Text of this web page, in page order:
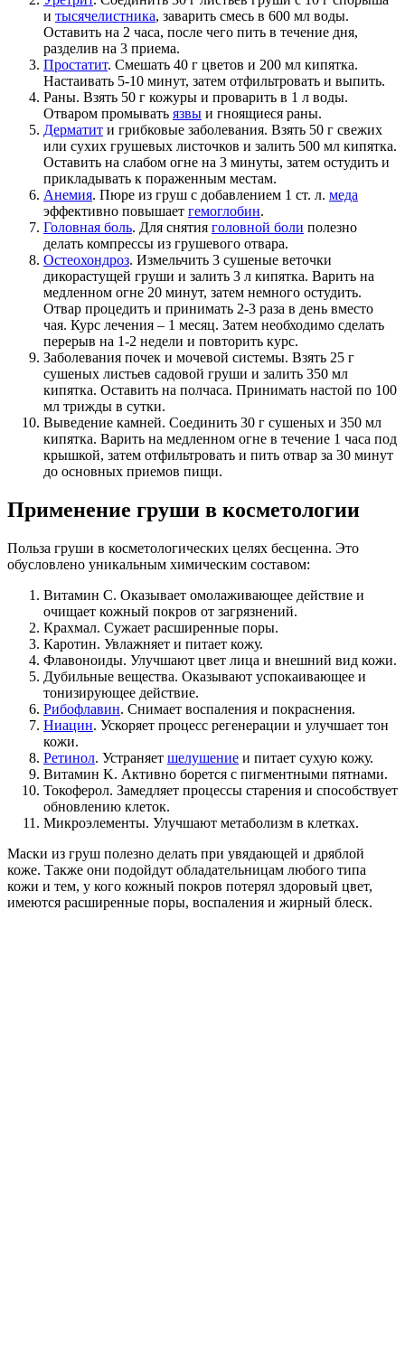
и тысячелистника, заварить смесь в 600 мл воды.
Оставить на 2 часа, после чего пить в течение дня,
разделив на 3 приема.
Простатит. Смешать 40 г цветов и 200 мл кипятка.
Настаивать 5-10 минут, затем отфильтровать и выпить.
Раны. Взять 50 г кожуры и проварить в 1 л воды.
Отваром промывать язвы и гноящиеся раны.
Дерматит и грибковые заболевания. Взять 50 г свежих
или сухих грушевых листочков и залить 500 мл кипятка.
Оставить на слабом огне на 3 минуты, затем остудить и
прикладывать к пораженным местам.
Анемия. Пюре из груш с добавлением 1 ст. л. меда
эффективно повышает гемоглобин.
Головная боль. Для снятия головной боли полезно
делать компрессы из грушевого отвара.
Остеохондроз. Измельчить 3 сушеные веточки
дикорастущей груши и залить 3 л кипятка. Варить на
медленном огне 20 минут, затем немного остудить.
Отвар процедить и принимать 2-3 раза в день вместо
чая. Курс лечения – 1 месяц. Затем необходимо сделать
перерыв на 1-2 недели и повторить курс.
Заболевания почек и мочевой системы. Взять 25 г
сушеных листьев садовой груши и залить 350 мл
кипятка. Оставить на полчаса. Принимать настой по 100
мл трижды в сутки.
Выведение камней. Соединить 30 г сушеных и 350 мл
кипятка. Варить на медленном огне в течение 1 часа под
крышкой, затем отфильтровать и пить отвар за 30 минут
до основных приемов пищи.
Применение груши в косметологии
Польза груши в косметологических целях бесценна. Это
обусловлено уникальным химическим составом:
Витамин C. Оказывает омолаживающее действие и
очищает кожный покров от загрязнений.
Крахмал. Сужает расширенные поры.
Каротин. Увлажняет и питает кожу.
Флавоноиды. Улучшают цвет лица и внешний вид кожи.
Дубильные вещества. Оказывают успокаивающее и
тонизирующее действие.
Рибофлавин. Снимает воспаления и покраснения.
Ниацин. Ускоряет процесс регенерации и улучшает тон
кожи.
Ретинол. Устраняет шелушение и питает сухую кожу.
Витамин K. Активно борется с пигментными пятнами.
Токоферол. Замедляет процессы старения и способствует
обновлению клеток.
Микроэлементы. Улучшают метаболизм в клетках.
Маски из груш полезно делать при увядающей и дряблой
коже. Также они подойдут обладательницам любого типа
кожи и тем, у кого кожный покров потерял здоровый цвет,
имеются расширенные поры, воспаления и жирный блеск.